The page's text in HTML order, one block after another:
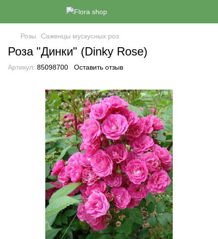
Розы Саженцы мускусных роз
Роза "Динки" (Dinky Rose)
Артикул: 85098700 Оставить отзыв